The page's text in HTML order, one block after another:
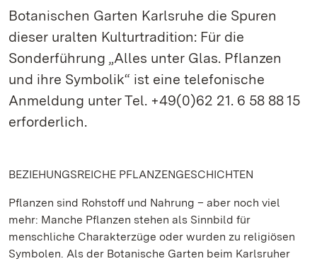
Botanischen Garten Karlsruhe die Spuren
dieser uralten Kulturtradition: Für die
Sonderführung „Alles unter Glas. Pflanzen
und ihre Symbolik“ ist eine telefonische
Anmeldung unter Tel. +49(0)62 21. 6 58 88 15
erforderlich.
BEZIEHUNGSREICHE PFLANZENGESCHICHTEN
Pflanzen sind Rohstoff und Nahrung – aber noch viel
mehr: Manche Pflanzen stehen als Sinnbild für
menschliche Charakterzüge oder wurden zu religiösen
Symbolen. Als der Botanische Garten beim Karlsruher